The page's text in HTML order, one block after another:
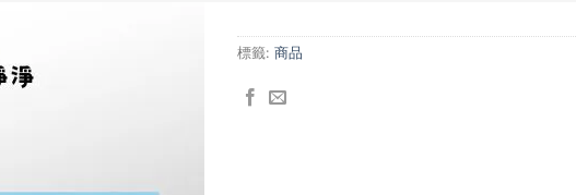
標籤: 商品